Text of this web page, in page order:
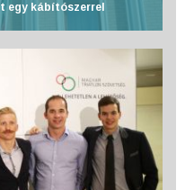
egy kábítószerrel